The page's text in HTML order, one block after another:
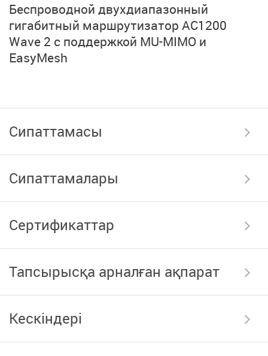
Беспроводной двухдиапазонный
гигабитный маршрутизатор AC1200
Wave 2 с поддержкой MU-MIMO и
EasyMesh
Сипаттамасы
Сипаттамалары
Сертификаттар
Тапсырысқа арналған ақпарат
Кескіндері